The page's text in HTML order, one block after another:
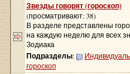
Звезды говорят (гороскоп)
(просматривают: 38)
В разделе представлены
на каждую неделю для всех
Зодиака
Подразделы:
гороскоп